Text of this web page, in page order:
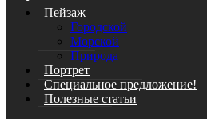
Пейзаж
Городской
Морской
Природа
Портрет
Специальное предложение!
Полезные статьи